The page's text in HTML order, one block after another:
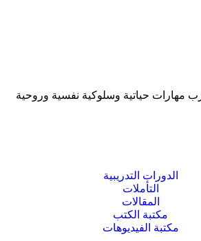
مهارات حياتية وسلوكية نفسية وروحية
الدورات التدريبية
التأملات
المقالات
مكتبة الكتب
مكتبة الفيديوهات